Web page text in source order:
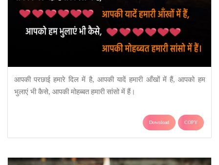
आपकी परछाई हमारे दिल में है, आपकी यादें हमारी आँखों में हैं, आपको हम
भुलाएं भी कैसे, आपकी मोहब्बत हमारी सांसो में हैं।
Download COPY